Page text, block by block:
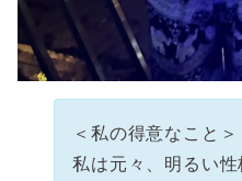
＜私の得意なこと＞
私は元々、明るい